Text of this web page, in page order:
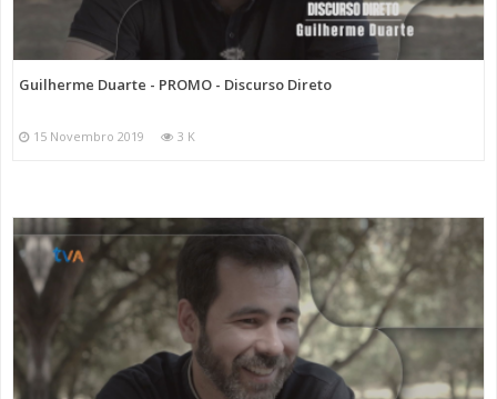
Guilherme Duarte - PROMO - Discurso Direto
15 Novembro 2019 3 K